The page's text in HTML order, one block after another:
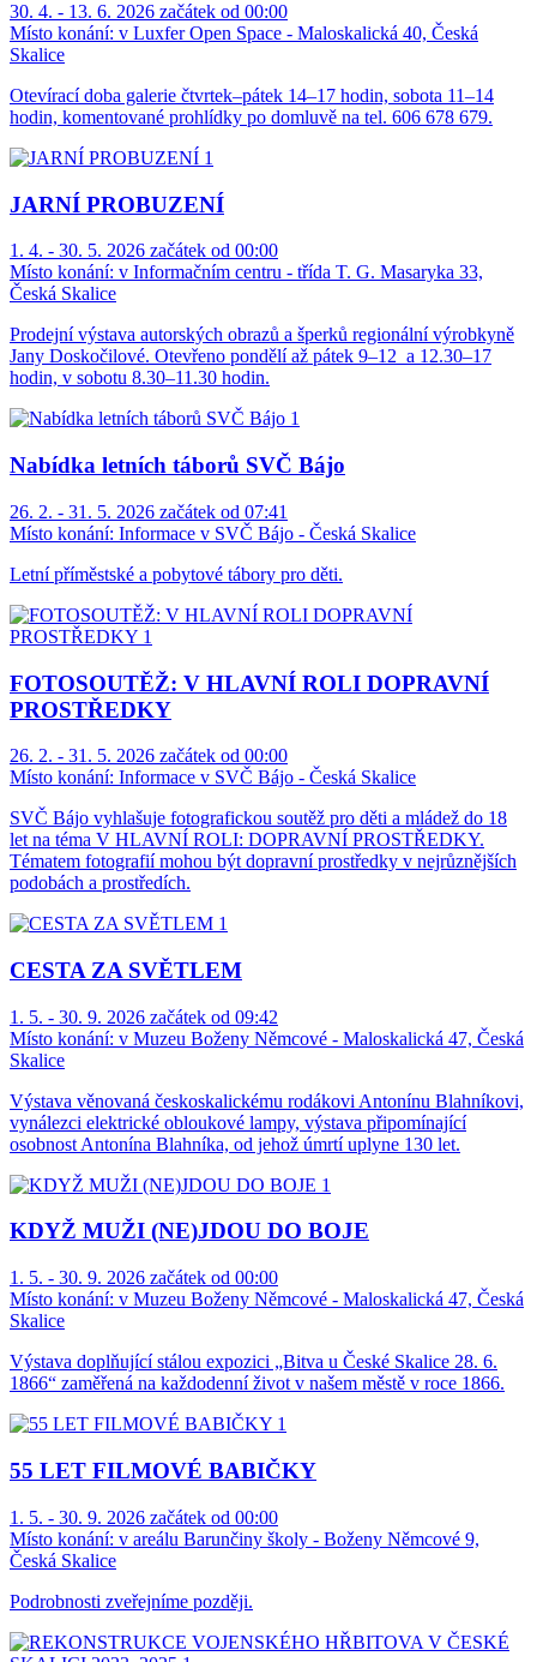
30. 4. - 13. 6. 2026 začátek od 00:00
Místo konání: v Luxfer Open Space - Maloskalická 40, Česká
Skalice
Otevírací doba galerie čtvrtek–pátek 14–17 hodin, sobota 11–14
hodin, komentované prohlídky po domluvě na tel. 606 678 679.
JARNÍ PROBUZENÍ
1. 4. - 30. 5. 2026 začátek od 00:00
Místo konání: v Informačním centru - třída T. G. Masaryka 33,
Česká Skalice
Prodejní výstava autorských obrazů a šperků regionální výrobkyně
Jany Doskočilové. Otevřeno pondělí až pátek 9–12 a 12.30–17
hodin, v sobotu 8.30–11.30 hodin.
Nabídka letních táborů SVČ Bájo
26. 2. - 31. 5. 2026 začátek od 07:41
Místo konání: Informace v SVČ Bájo - Česká Skalice
Letní příměstské a pobytové tábory pro děti.
FOTOSOUTĚŽ: V HLAVNÍ ROLI DOPRAVNÍ
PROSTŘEDKY
26. 2. - 31. 5. 2026 začátek od 00:00
Místo konání: Informace v SVČ Bájo - Česká Skalice
SVČ Bájo vyhlašuje fotografickou soutěž pro děti a mládež do 18
let na téma V HLAVNÍ ROLI: DOPRAVNÍ PROSTŘEDKY.
Tématem fotografií mohou být dopravní prostředky v nejrůznějších
podobách a prostředích.
CESTA ZA SVĚTLEM
1. 5. - 30. 9. 2026 začátek od 09:42
Místo konání: v Muzeu Boženy Němcové - Maloskalická 47, Česká
Skalice
Výstava věnovaná českoskalickému rodákovi Antonínu Blahníkovi,
vynálezci elektrické obloukové lampy, výstava připomínající
osobnost Antonína Blahníka, od jehož úmrtí uplyne 130 let.
KDYŽ MUŽI (NE)JDOU DO BOJE
1. 5. - 30. 9. 2026 začátek od 00:00
Místo konání: v Muzeu Boženy Němcové - Maloskalická 47, Česká
Skalice
Výstava doplňující stálou expozici „Bitva u České Skalice 28. 6.
1866“ zaměřená na každodenní život v našem městě v roce 1866.
55 LET FILMOVÉ BABIČKY
1. 5. - 30. 9. 2026 začátek od 00:00
Místo konání: v areálu Barunčiny školy - Boženy Němcové 9,
Česká Skalice
Podrobnosti zveřejníme později.